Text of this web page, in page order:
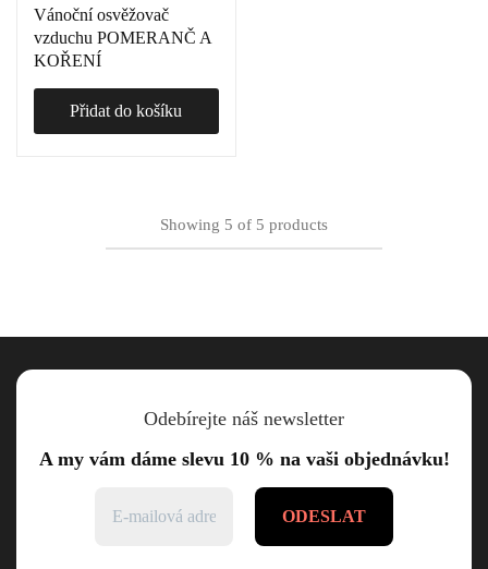
Vánoční osvěžovač
vzduchu POMERANČ A
KOŘENÍ
Přidat do košíku
Showing 5 of 5 products
Odebírejte náš newsletter
A my vám dáme slevu 10 % na vaši objednávku!